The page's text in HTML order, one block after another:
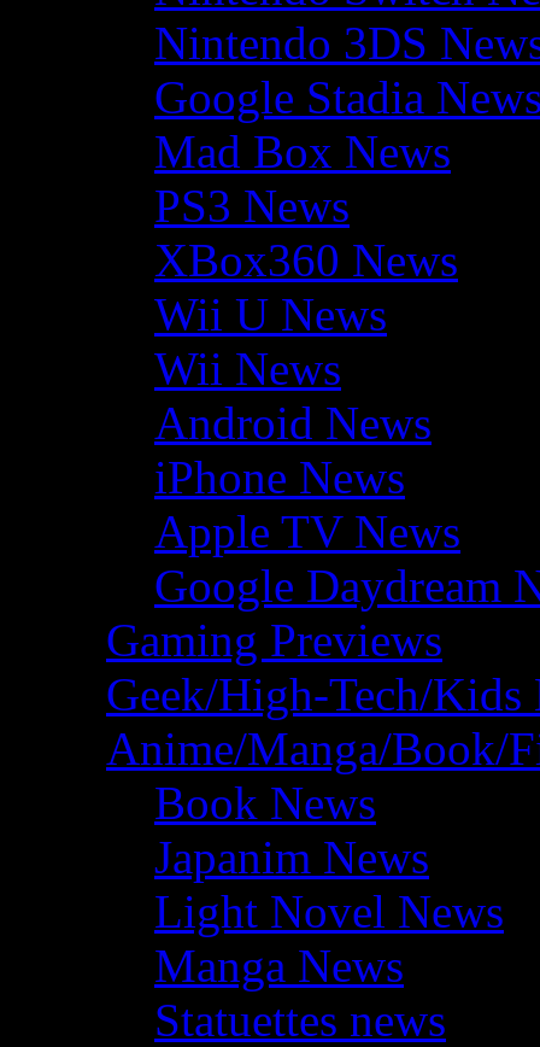
Nintendo 3DS
Google Stadia
Mad Box News
PS3 News
XBox360 News
Wii U News
Wii News
Android News
iPhone News
Apple TV News
Google Daydream
Gaming Previews
Geek/High-Tech/Kids
Anime/Manga/Book/
Book News
Japanim News
Light Novel News
Manga News
Statuettes news